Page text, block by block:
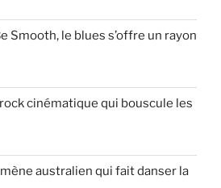
Smooth, le blues s’offre un rayon
cinématique qui bouscule les
australien qui fait danser la